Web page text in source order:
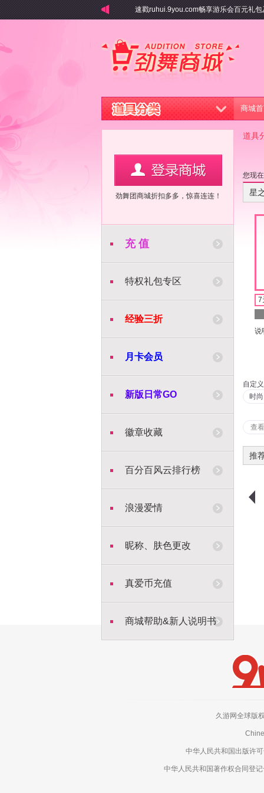
速戳ruhui.9you.com畅享游乐会百元礼包及
商城
劲舞团商城折扣多多，惊喜连连！
充 值
特权礼包专区
经验三折
月卡会员
新版日常GO
徽章收藏
百分百风云排行榜
浪漫爱情
昵称、肤色更改
真爱币充值
商城帮助&新人说明书
道具
您现
星
7
说
自定
时尚
查
推
购买 购物车
久游网全球版
中华人民共和国出版许
中华人民共和国著作权合同登